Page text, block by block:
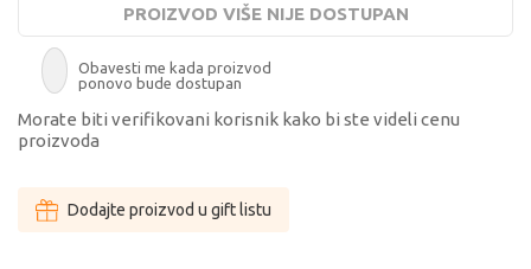
PROIZVOD VIŠE NIJE DOSTUPAN
Obavesti me kada proizvod
ponovo bude dostupan
Morate biti verifikovani korisnik kako bi ste videli cenu
proizvoda
Dodajte proizvod u gift listu